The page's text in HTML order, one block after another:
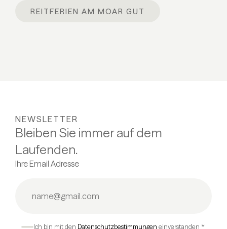
REITFERIEN AM MOAR GUT
NEWSLETTER
Bleiben Sie immer auf dem
Laufenden.
Ihre Email Adresse
Ich bin mit den Datenschutzbestimmungen einverstanden *